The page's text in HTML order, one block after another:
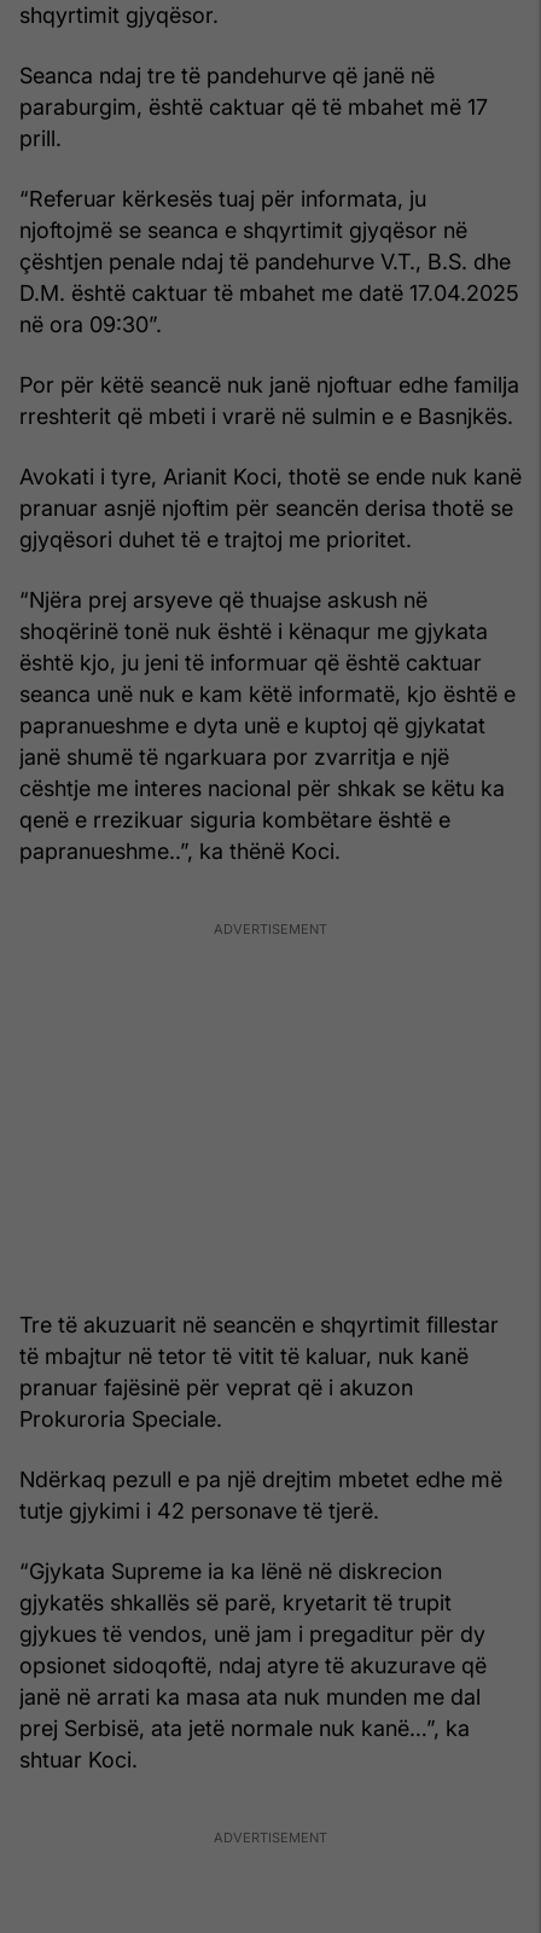
shqyrtimit gjyqësor.
Seanca ndaj tre të pandehurve që janë në
paraburgim, është caktuar që të mbahet më 17
prill.
“Referuar kërkesës tuaj për informata, ju
njoftojmë se seanca e shqyrtimit gjyqësor në
çështjen penale ndaj të pandehurve V.T., B.S. dhe
D.M. është caktuar të mbahet me datë 17.04.2025
në ora 09:30”.
Por për këtë seancë nuk janë njoftuar edhe familja
rreshterit që mbeti i vrarë në sulmin e e Basnjkës.
Avokati i tyre, Arianit Koci, thotë se ende nuk kanë
pranuar asnjë njoftim për seancën derisa thotë se
gjyqësori duhet të e trajtoj me prioritet.
“Njëra prej arsyeve që thuajse askush në
shoqërinë tonë nuk është i kënaqur me gjykata
është kjo, ju jeni të informuar që është caktuar
seanca unë nuk e kam këtë informatë, kjo është e
papranueshme e dyta unë e kuptoj që gjykatat
janë shumë të ngarkuara por zvarritja e një
cështje me interes nacional për shkak se këtu ka
qenë e rrezikuar siguria kombëtare është e
papranueshme..”, ka thënë Koci.
Tre të akuzuarit në seancën e shqyrtimit fillestar
të mbajtur në tetor të vitit të kaluar, nuk kanë
pranuar fajësinë për veprat që i akuzon
Prokuroria Speciale.
Ndërkaq pezull e pa një drejtim mbetet edhe më
tutje gjykimi i 42 personave të tjerë.
“Gjykata Supreme ia ka lënë në diskrecion
gjykatës shkallës së parë, kryetarit të trupit
gjykues të vendos, unë jam i pregaditur për dy
opsionet sidoqoftë, ndaj atyre të akuzurave që
janë në arrati ka masa ata nuk munden me dal
prej Serbisë, ata jetë normale nuk kanë…”, ka
shtuar Koci.